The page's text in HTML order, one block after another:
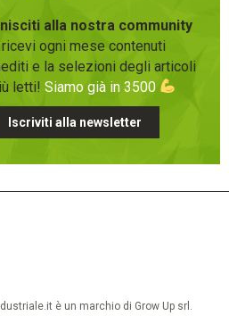
alla nostra community
ogni mese contenuti
e la selezioni degli articoli
letti! Siamo già in 3500
Iscriviti alla newsletter
è un marchio di Grow Up srl.